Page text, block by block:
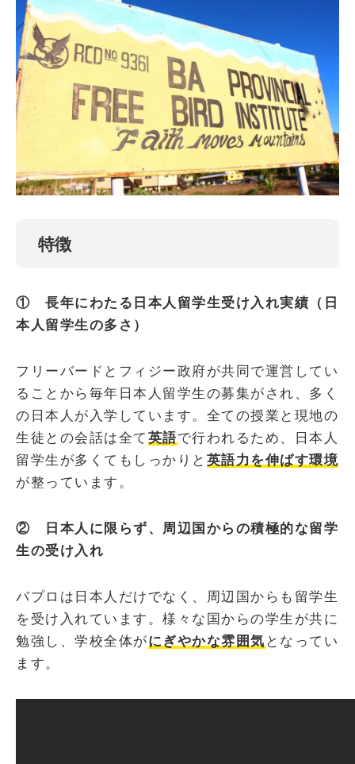
特徴
① 長年にわたる日本人留学生受け入れ実績（日
本人留学生の多さ）
フリーバードとフィジー政府が共同で運営してい
ることから毎年日本人留学生の募集がされ、多く
の日本人が入学しています。全ての授業と現地の
生徒との会話は全て 英語で行われるため、日本人
留学生が多くてもしっかりと 英語力を伸ばす環境
が整っています。
② 日本人に限らず、周辺国からの積極的な留学
生の受け入れ
バプロは日本人だけでなく、周辺国からも留学生
を受け入れています。様々な国からの学生が共に
勉強し、学校全体がにぎやかな雰囲気 となってい
ます。